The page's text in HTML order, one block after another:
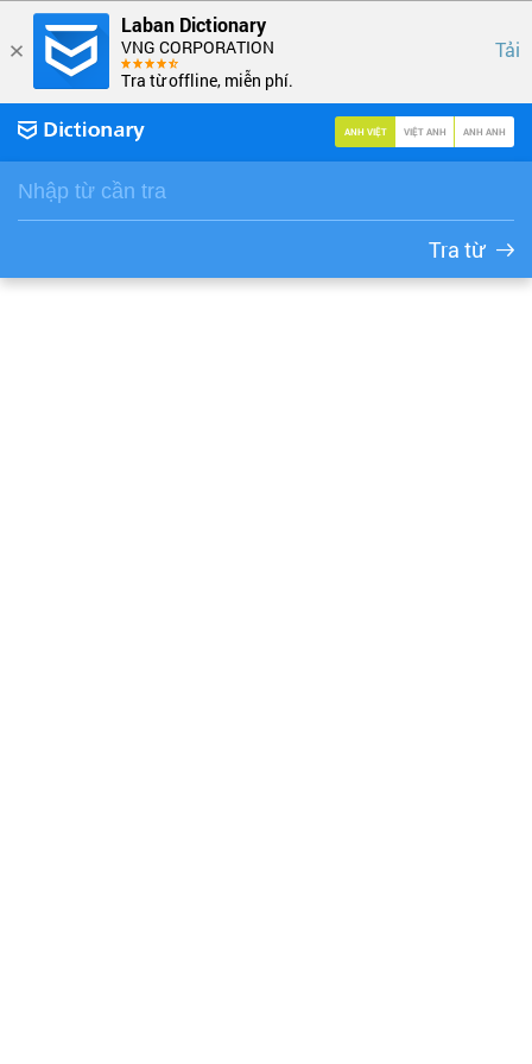
Laban Dictionary
VNG CORPORATION
Tra từ offline, miễn phí.
Tải
ANH VIỆT VIỆT ANH ANH ANH
Tra từ